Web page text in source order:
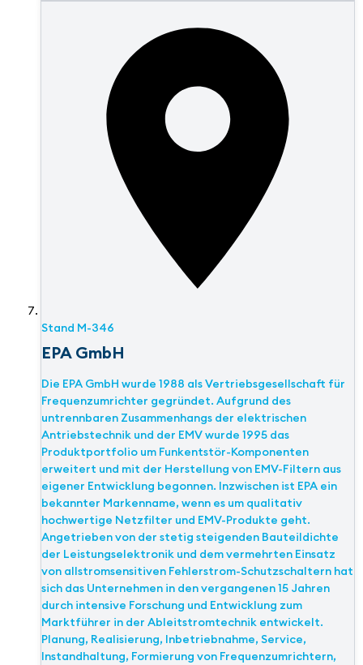
Stand M-346
EPA GmbH
Die EPA GmbH wurde 1988 als Vertriebsgesellschaft für
Frequenzumrichter gegründet. Aufgrund des
untrennbaren Zusammenhangs der elektrischen
Antriebstechnik und der EMV wurde 1995 das
Produktportfolio um Funkentstör-Komponenten
erweitert und mit der Herstellung von EMV-Filtern aus
eigener Entwicklung begonnen. Inzwischen ist EPA ein
bekannter Markenname, wenn es um qualitativ
hochwertige Netzfilter und EMV-Produkte geht.
Angetrieben von der stetig steigenden Bauteildichte
der Leistungselektronik und dem vermehrten Einsatz
von allstromsensitiven Fehlerstrom-Schutzschaltern hat
sich das Unternehmen in den vergangenen 15 Jahren
durch intensive Forschung und Entwicklung zum
Marktführer in der Ableitstromtechnik entwickelt.
Planung, Realisierung, Inbetriebnahme, Service,
Instandhaltung, Formierung von Frequenzumrichtern,